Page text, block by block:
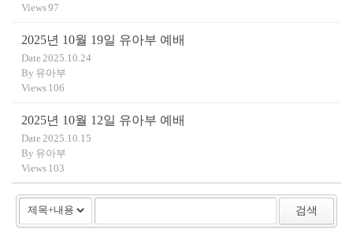
Views97
2025년 10월 19일 유아부 예배
Date 2025.10.24
By 유아부
Views 106
2025년 10월 12일 유아부 예배
Date 2025.10.15
By 유아부
Views 103
검색